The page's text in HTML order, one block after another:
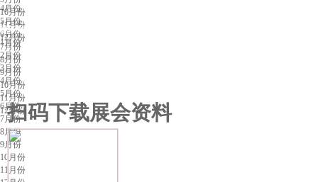
10月份
11月份
12月份
4月份
5月份
6月份
7月份
8月份
9月份
10月份
11月份
12月份
昆明展会排期
1月份
2月份
3月份
4月份
5月份
6月份
7月份
8月份
9月份
10月份
11月份
扫码下载展会资料